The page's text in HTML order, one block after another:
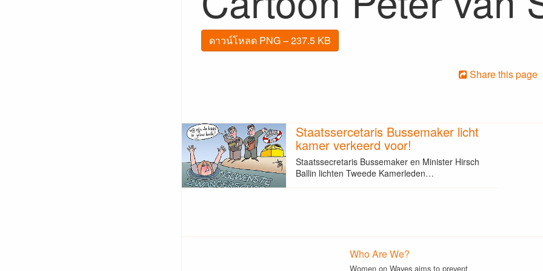
ดาวน์โหลด PNG – 237.5 KB
Share this page
Staatssercetaris Bussemaker licht
kamer verkeerd voor!
Staatssecretaris Bussemaker en Minister Hirsch
Ballin lichten Tweede Kamerleden…
Who Are We?
Women on Waves aims to prevent